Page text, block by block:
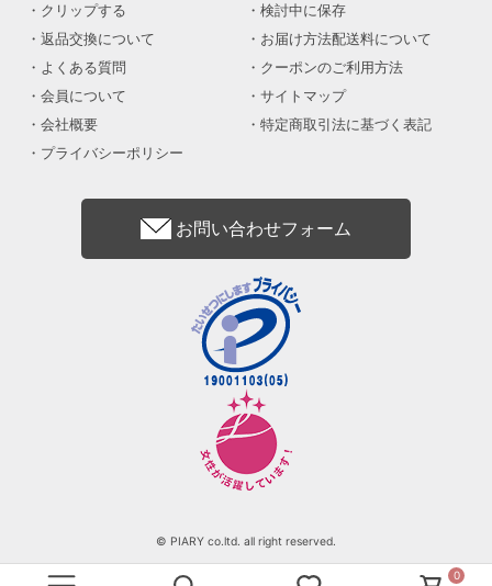
0
クリップする
検討中に保存
返品交換について
お届け方法配送料について
よくある質問
クーポンのご利用方法
会員について
サイトマップ
会社概要
特定商取引法に基づく表記
プライバシーポリシー
お問い合わせフォーム
© PIARY co.ltd. all right reserved.